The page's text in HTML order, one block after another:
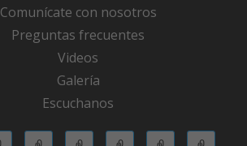
Comunícate con nosotros
Preguntas frecuentes
Videos
Galería
Escuchanos